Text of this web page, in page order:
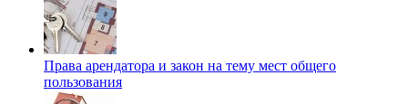
Права арендатора и закон на тему мест общего
пользования